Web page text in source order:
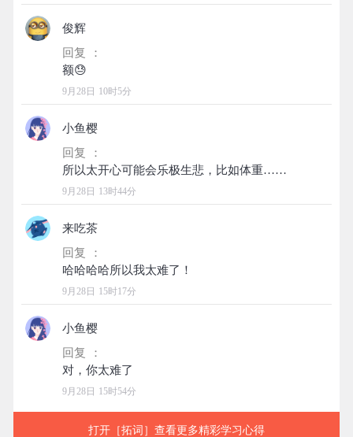
俊辉
回复 ：
9月28日 10时5分
小鱼樱
回复 ：
9月28日 13时44分
来吃茶
回复 ：
9月28日 15时17分
小鱼樱
回复 ：
9月28日 15时54分
打开［拓词］查看更多精彩学习心得